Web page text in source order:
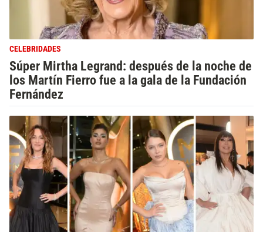
CELEBRIDADES
Súper Mirtha Legrand: después de la noche de
los Martín Fierro fue a la gala de la Fundación
Fernández